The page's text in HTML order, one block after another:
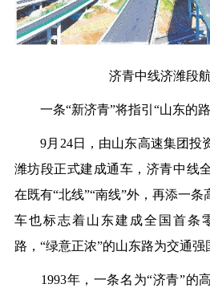
济青中线济潍段航
一条“新济青”将指引“山东的路
9月24日，由山东高速集团投
潍坊段正式建成通车，济青中线
在既有“北线”“南线”外，再添一
车也标志着山东建成全国首条
路，“绿意正浓”的山东路为交通强
1993年，一条名为“济青”的